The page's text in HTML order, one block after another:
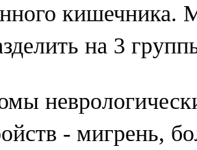
кишечника.
на 3
- мигрень,